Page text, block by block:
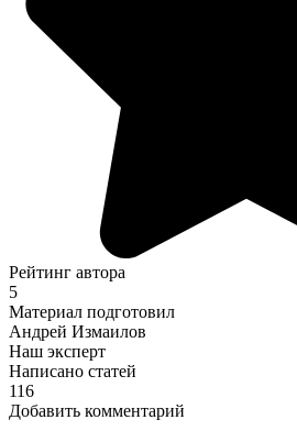
Рейтинг автора
5
Материал подготовил
Андрей Измаилов
Наш эксперт
Написано статей
116
Добавить комментарий